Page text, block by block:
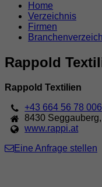
Home
Verzeichnis
Firmen
Rappold
Rappold Textilien
+43 664 56 78 006
8430 Seggauberg,
www.rappi.at
Eine Anfrage stellen